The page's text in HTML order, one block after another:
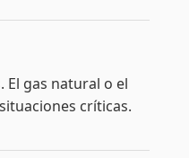
gas natural o el
críticas.